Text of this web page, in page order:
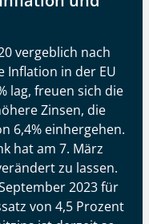
vergeblich nach
Inflation in der EU
lag, freuen sich die
Zinsen, die
6,4% einhergehen.
hat am 7. März
zu lassen.
2023 für
von 4,5 Prozent